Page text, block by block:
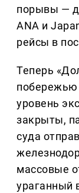
порывы —
ANA и
рейсы в
Теперь
побережью
уровень
закрыты,
суда
массовые
ураганный